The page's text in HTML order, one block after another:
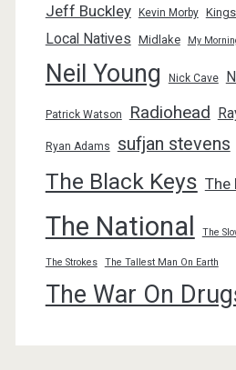
Jeff Buckley Kevin Morby
Local Natives Midlake My
Neil Young Nick Cave
Patrick Watson Radiohead
Ryan Adams sufjan stevens
The Black Keys The
The National The
The Strokes The Tallest Man On Earth
The War On